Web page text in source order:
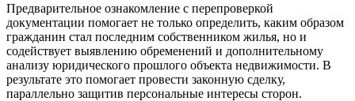
Предварительное ознакомление с перепроверкой
документации помогает не только определить, каким образом
гражданин стал последним собственником жилья, но и
содействует выявлению обременений и дополнительному
анализу юридического прошлого объекта недвижимости. В
результате это помогает провести законную сделку,
параллельно защитив персональные интересы сторон.